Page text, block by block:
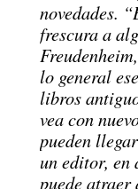
novedades.
frescura a
lo general
libros
vea con
pueden
un editor, en
puede